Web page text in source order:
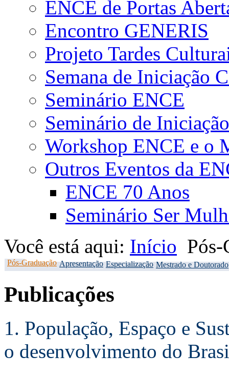
ENCE de Portas
Encontro GENERIS
Projeto Tardes
Semana de Iniciação
Seminário ENCE
Seminário de
Workshop ENCE e o
Outros Eventos da
ENCE 70 Anos
Seminário Ser
Você está aqui: Início Pós-
Pós-Graduação Apresentação Especialização Mestrado e Doutorado
Publicações
1. População, Espaço e
o desenvolvimento do